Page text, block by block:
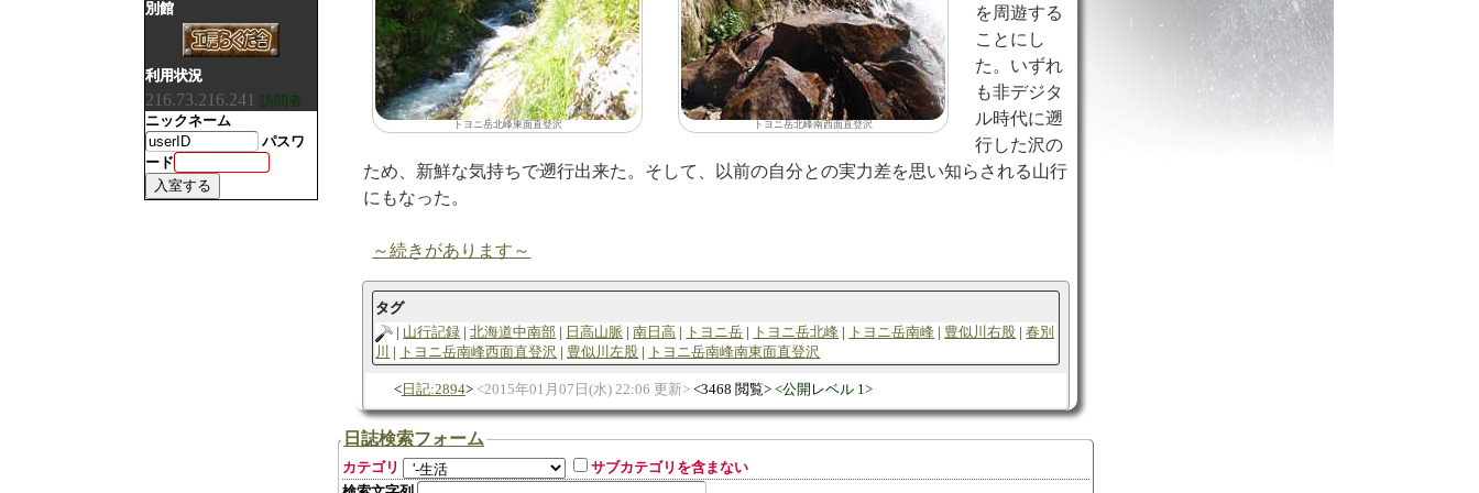
トヨニ岳北峰東面直登沢 トヨニ岳北峰南西面直登沢
を周遊する
ことにし
た。いずれ
も非デジタ
ル時代に遡
行した沢の
ため、新鮮な気持ちで遡行出来た。そして、以前の自分との実力差を思い知らされる山行
にもなった。
～続きがあります～
タグ
山行記録
北海道中南部 日高山脈 南日高 トヨニ岳 トヨニ岳北峰 トヨニ岳南峰 豊似川右股
春別
川
トヨニ岳南峰西面直登沢 豊似川左股 トヨニ岳南峰南東面直登沢
日記:2894 2015年01月07日(水) 22:06 更新 3468 閲覧 公開レベル 1
日誌検索フォーム
カテゴリ
サブカテゴリを含まない
別館
利用状況
216.73.216.241 訪問者
ニックネーム
パスワ
ード